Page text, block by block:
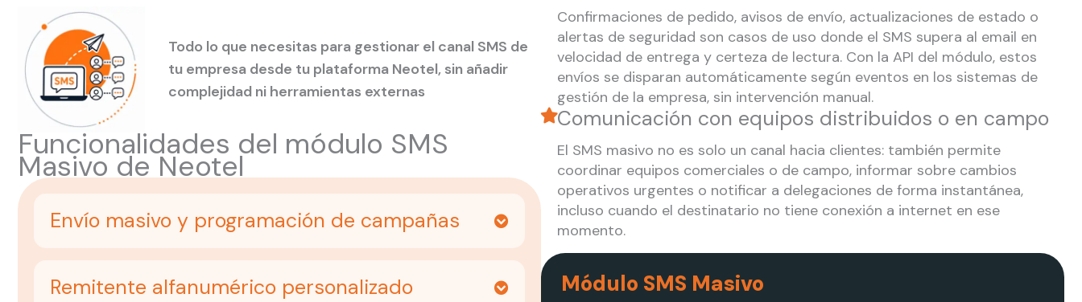
Todo lo que necesitas para gestionar el canal SMS de
tu empresa desde tu plataforma Neotel, sin añadir
complejidad ni herramientas externas
Funcionalidades del módulo SMS
Masivo de Neotel
Envío masivo y programación de campañas
Remitente alfanumérico personalizado
Confirmaciones de pedido, avisos de envío, actualizaciones de estado o
alertas de seguridad son casos de uso donde el SMS supera al email en
velocidad de entrega y certeza de lectura. Con la API del módulo, estos
envíos se disparan automáticamente según eventos en los sistemas de
gestión de la empresa, sin intervención manual.
Comunicación con equipos distribuidos o en campo
El SMS masivo no es solo un canal hacia clientes: también permite
coordinar equipos comerciales o de campo, informar sobre cambios
operativos urgentes o notificar a delegaciones de forma instantánea,
incluso cuando el destinatario no tiene conexión a internet en ese
momento.
Módulo SMS Masivo